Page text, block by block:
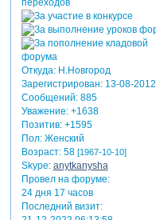
Откуда:Н.Новгород
Зарегистрирован: 13-08-2012
Сообщений:885
Уважение: +1638
Позитив: +1595
Пол:Женский
Возраст:58 [1967-10-10]
Skype: anytkanysha
Провел на форуме:
24 дня 17 часов
Последний визит: